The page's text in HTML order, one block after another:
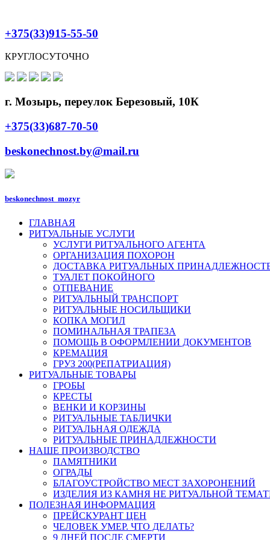
+375(33)915-55-50
КРУГЛОСУТОЧНО
г. Мозырь, переулок Березовый, 10К
+375(33)687-70-50
beskonechnost.by@mail.ru
beskonechnost_mozyr
ГЛАВНАЯ
РИТУАЛЬНЫЕ УСЛУГИ
УСЛУГИ РИТУАЛЬНОГО АГЕНТА
ОРГАНИЗАЦИЯ ПОХОРОН
ДОСТАВКА РИТУАЛЬНЫХ
ТУАЛЕТ ПОКОЙНОГО
ОТПЕВАНИЕ
РИТУАЛЬНЫЙ ТРАНСПОРТ
РИТУАЛЬНЫЕ НОСИЛЬЩИКИ
КОПКА МОГИЛ
ПОМИНАЛЬНАЯ ТРАПЕЗА
ПОМОЩЬ В ОФОРМЛЕНИИ ДОКУМЕНТОВ
КРЕМАЦИЯ
ГРУЗ 200(РЕПАТРИАЦИЯ)
РИТУАЛЬНЫЕ ТОВАРЫ
ГРОБЫ
КРЕСТЫ
ВЕНКИ И КОРЗИНЫ
РИТУАЛЬНЫЕ ТАБЛИЧКИ
РИТУАЛЬНАЯ ОДЕЖДА
РИТУАЛЬНЫЕ ПРИНАДЛЕЖНОСТИ
НАШЕ ПРОИЗВОДСТВО
ПАМЯТНИКИ
ОГРАДЫ
БЛАГОУСТРОЙСТВО МЕСТ ЗАХОРОНЕНИЙ
ИЗДЕЛИЯ ИЗ КАМНЯ НЕ РИТУАЛЬНОЙ
ПОЛЕЗНАЯ ИНФОРМАЦИЯ
ПРЕЙСКУРАНТ ЦЕН
ЧЕЛОВЕК УМЕР. ЧТО ДЕЛАТЬ?
9 ДНЕЙ ПОСЛЕ СМЕРТИ